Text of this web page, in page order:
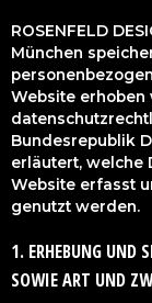
ROSENFELD
München
Website
Bundesrepublik
erläutert, welche
Website erfasst
genutzt werden.
1. ERHEBUNG UND
SOWIE ART UND